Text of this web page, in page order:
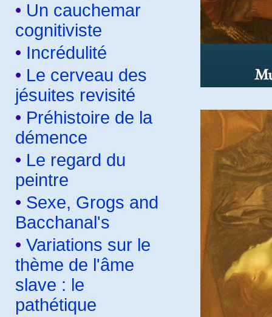
• Un cauchemar
cognitiviste
• Incrédulité
• Le cerveau des
jésuites revisité
• Préhistoire de la
démence
• Le regard du
peintre
• Sexe, Grogs and
Bacchanal's
• Variations sur le
thème de l'âme
slave : le
pathétique